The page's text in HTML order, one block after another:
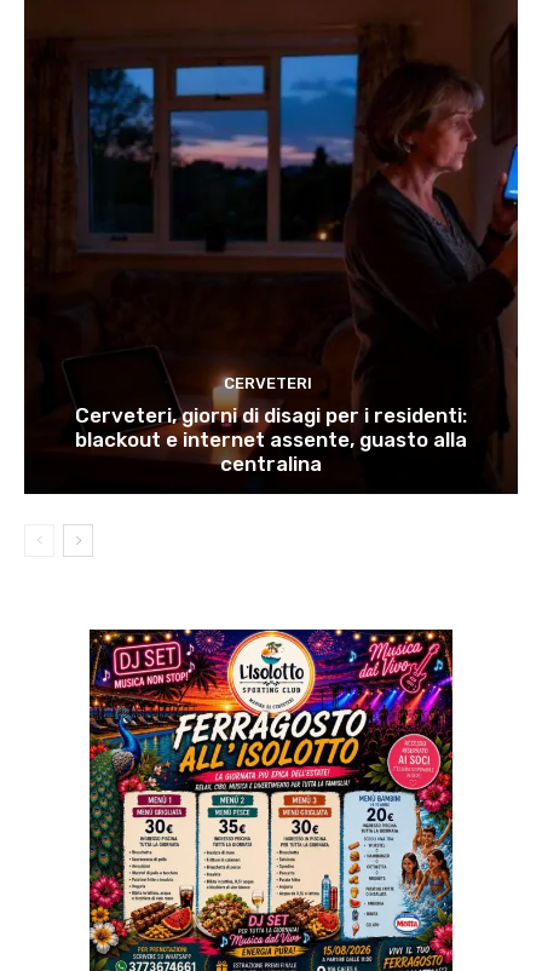
CERVETERI
Cerveteri, giorni di disagi per i residenti:
blackout e internet assente, guasto alla
centralina